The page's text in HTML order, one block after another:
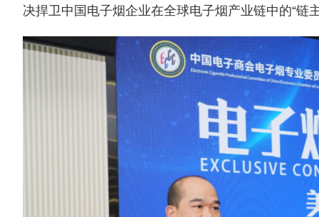
决捍卫中国电子烟企业在全球电子烟产业链中的“链